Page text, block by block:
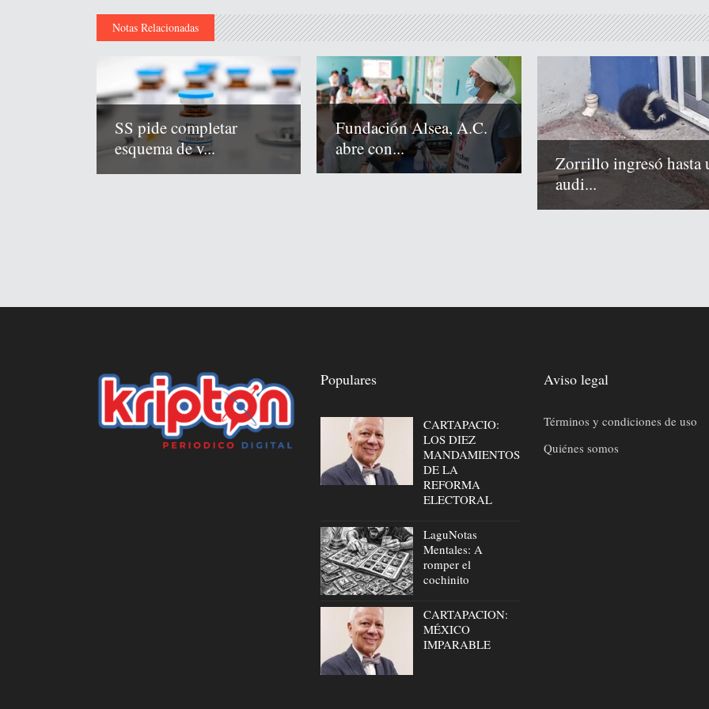
Notas Relacionadas
SS pide completar
esquema de v...
Fundación Alsea, A.C.
abre con...
Zorrillo ingresó hasta
audi...
Populares
CARTAPACIO:
LOS DIEZ
MANDAMIENTOS
DE LA
REFORMA
ELECTORAL
LaguNotas
Mentales: A
romper el
cochinito
CARTAPACION:
MÉXICO
IMPARABLE
Aviso legal
Términos y condiciones de uso
Quiénes somos